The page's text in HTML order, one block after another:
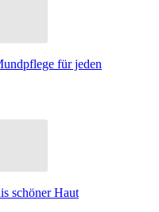
für jeden
schöner Haut